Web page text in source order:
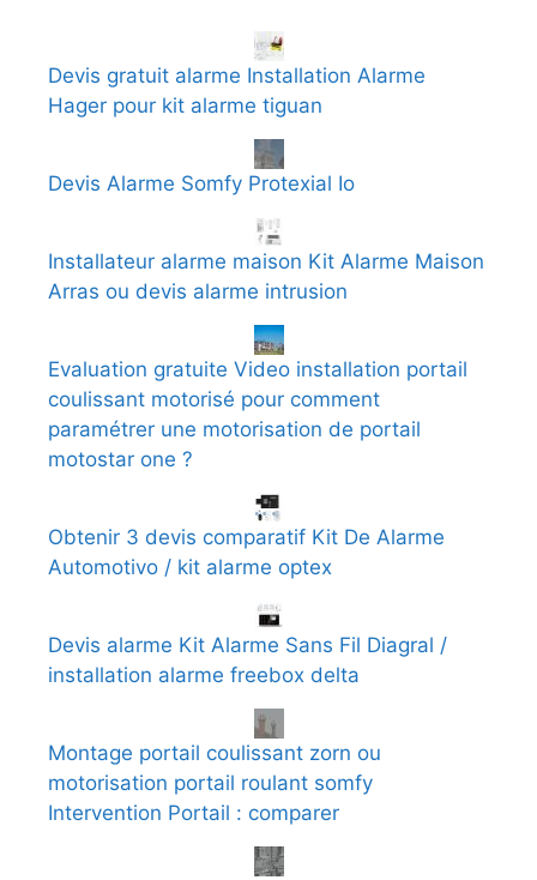
Devis gratuit alarme Installation Alarme
Hager pour kit alarme tiguan
Devis Alarme Somfy Protexial Io
Installateur alarme maison Kit Alarme Maison
Arras ou devis alarme intrusion
Evaluation gratuite Video installation portail
coulissant motorisé pour comment
paramétrer une motorisation de portail
motostar one ?
Obtenir 3 devis comparatif Kit De Alarme
Automotivo / kit alarme optex
Devis alarme Kit Alarme Sans Fil Diagral /
installation alarme freebox delta
Montage portail coulissant zorn ou
motorisation portail roulant somfy
Intervention Portail : comparer